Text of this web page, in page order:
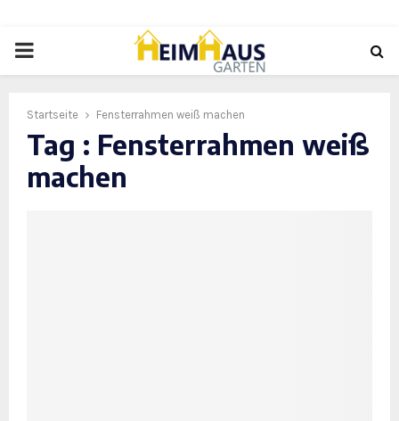
PRIMARY
Startseite Fensterrahmen weiß machen
Tag : Fensterrahmen weiß
machen